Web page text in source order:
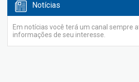
Notícias
Em notícias você terá um canal sempre
informações de seu interesse.